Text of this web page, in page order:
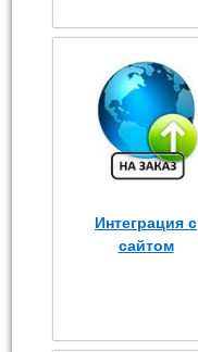
Интеграция с
сайтом